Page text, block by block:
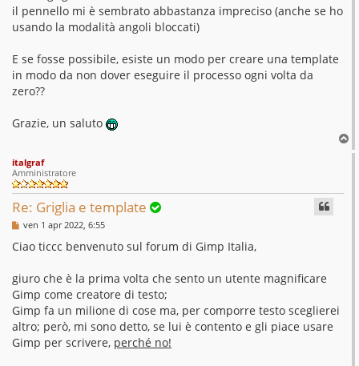
il pennello mi è sembrato abbastanza impreciso (anche se ho
usando la modalità angoli bloccati)
E se fosse possibile, esiste un modo per creare una template
in modo da non dover eseguire il processo ogni volta da
zero??
Grazie, un saluto
o
italgraf
Amministratore
Re: Griglia e template
M
s
s
g
g
i
o
ven 1 apr 2022, 6:55
Ciao ticcc benvenuto sul forum di Gimp Italia,
giuro che è la prima volta che sento un utente magnificare
Gimp come creatore di testo;
Gimp fa un milione di cose ma, per comporre testo sceglierei
altro; però, mi sono detto, se lui è contento e gli piace usare
Gimp per scrivere, perché no!